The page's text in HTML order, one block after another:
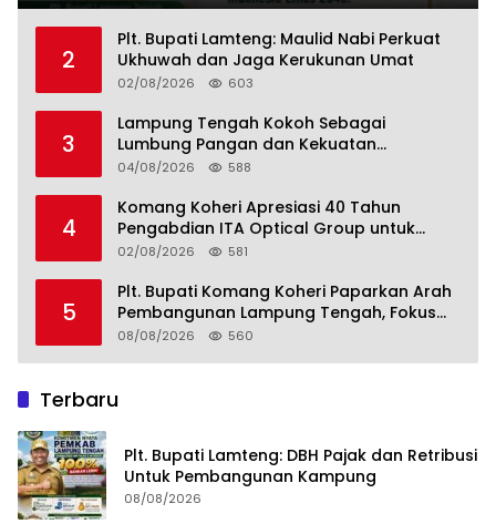
2
Plt. Bupati Lamteng: Maulid Nabi Perkuat
Ukhuwah dan Jaga Kerukunan Umat
02/08/2026 603
3
Lampung Tengah Kokoh Sebagai
Lumbung Pangan dan Kekuatan
Perkebunan Lampung, Komang Koheri:
Menuju Indonesia Emas 2045
04/08/2026 588
4
Komang Koheri Apresiasi 40 Tahun
Pengabdian ITA Optical Group untuk
Kesehatan Mata Masyarakat Lamteng
02/08/2026 581
5
Plt. Bupati Komang Koheri Paparkan Arah
Pembangunan Lampung Tengah, Fokus
pada SDM, Ekonomi, Infrastruktur dan
08/08/2026 560
Terbaru
Plt. Bupati Lamteng: DBH Pajak dan Retribusi
Untuk Pembangunan Kampung
08/08/2026